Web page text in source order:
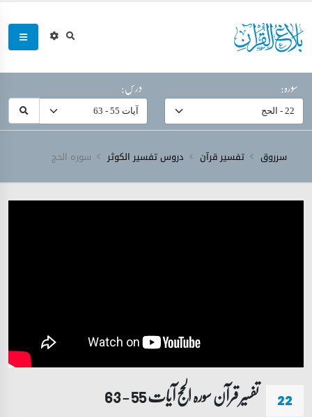
سورہ: درس:
سرروق تفسیر قرآن دروس تفسیر الکوثر سورہ ‎الحج
22 تفسیر قرآن سورہ ‎الحج آیات 55 - 63